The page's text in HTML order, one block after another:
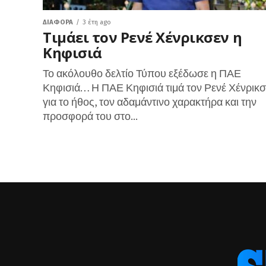
ΔΙΆΦΟΡΑ 3 έτη ago
Τιμάει τον Ρενέ Χένρικσεν η
Κηφισιά
Το ακόλουθο δελτίο Τύπου εξέδωσε η ΠΑΕ
Κηφισιά… Η ΠΑΕ Κηφισιά τιμά τον Ρενέ
για το ήθος, τον αδαμάντινο χαρακτήρα και την
προσφορά του στο...